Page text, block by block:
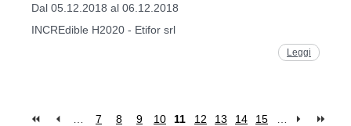
Dal 05.12.2018 al 06.12.2018
INCREdible H2020 - Etifor srl
Leggi
7 8 9 10 11 12 13 14 15